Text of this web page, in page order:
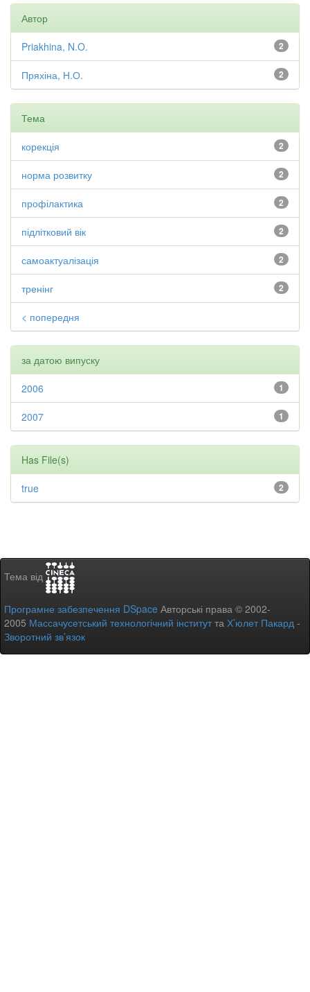
Автор
2
Priakhina, N.O.
2
Пряхіна, Н.О.
Тема
2
корекція
2
норма розвитку
2
профілактика
2
підлітковий вік
2
самоактуалізація
2
тренінг
< попередня
за датою випуску
1
2006
1
2007
Has File(s)
2
true
Тема від
Програмне забезпечення DSpace Авторські права © 2002-
2005 Массачусетський технологічний інститутта Х’юлет Пакард -
Зворотний зв’язок